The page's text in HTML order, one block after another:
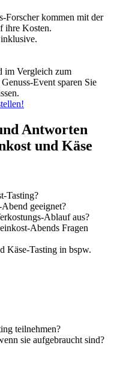
Forscher kommen mit der
ihre Kosten.
im Vergleich zum
Event sparen Sie
Antworten
und Käse
Tasting?
geeignet?
Ablauf aus?
Abends Fragen
Käse-Tasting in bspw.
teilnehmen?
sie aufgebraucht sind?